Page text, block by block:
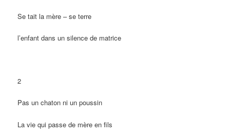
Se tait la mère – se terre
l’enfant dans un silence de matrice
2
Pas un chaton ni un poussin
La vie qui passe de mère en fils